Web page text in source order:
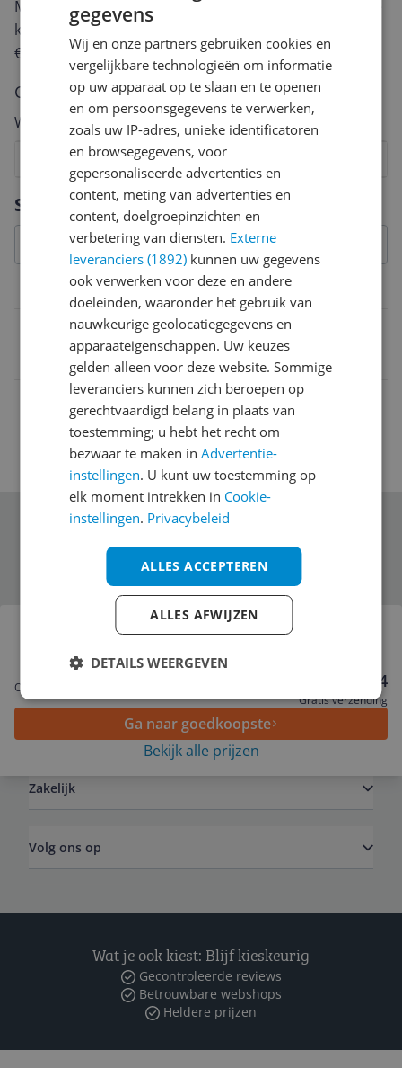
Specificaties
Belangrijkste kenmerken
5415190036794
Met jouw mening help je andere bezoekers een betere
keuze te maken én maak je iedere maand kans op
€250,-!
Klik hier voor de actievoorwaarden.
Cijfer
Welk cijfer geef jij dit product?
6
5
4
3
2
Vraag 1 van 4
Active Montre Mdchen - ACT-003
Onbekend € 21,84
Gratis verzending
Ga naar goedkoopste
Bekijk alle prijzen
Schrijf je in voor onze nieuwsbrief
Service
Zakelijk
Volg ons op
Wat je ook kiest: Blijf kieskeurig
Gecontroleerde reviews
Betrouwbare webshops
Heldere prijzen
gegevens
Wij en onze partners gebruiken cookies en
vergelijkbare technologieën om informatie
op uw apparaat op te slaan en te openen
en om persoonsgegevens te verwerken,
zoals uw IP-adres, unieke identificatoren
en browsegegevens, voor
gepersonaliseerde advertenties en
content, meting van advertenties en
content, doelgroepinzichten en
verbetering van diensten. Externe
leveranciers (1892) kunnen uw gegevens
ook verwerken voor deze en andere
doeleinden, waaronder het gebruik van
nauwkeurige geolocatiegegevens en
apparaateigenschappen. Uw keuzes
gelden alleen voor deze website. Sommige
leveranciers kunnen zich beroepen op
gerechtvaardigd belang in plaats van
toestemming; u hebt het recht om
bezwaar te maken inAdvertentie-
instellingen. U kunt uw toestemming op
elk moment intrekken in Cookie-
instellingen. Privacybeleid
ALLES ACCEPTEREN
ALLES AFWIJZEN
DETAILS WEERGEVEN